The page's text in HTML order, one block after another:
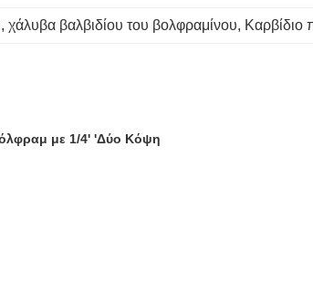
, χάλυβα βαλβιδίου του βολφραμίνου, Καρβίδιο
με 1/4' 'Δύο Κόψη